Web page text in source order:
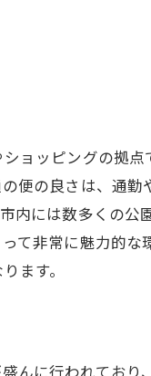
ョッピングの拠点
便の良さは、通勤
内には数多くの公
て非常に魅力的な
ます。